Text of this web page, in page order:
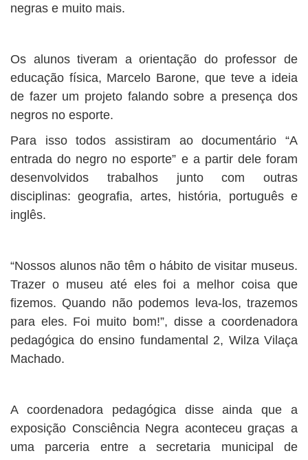
negras e muito mais.
Os alunos tiveram a orientação do professor de
educação física, Marcelo Barone, que teve a ideia
de fazer um projeto falando sobre a presença dos
negros no esporte.
Para isso todos assistiram ao documentário “A
entrada do negro no esporte” e a partir dele foram
desenvolvidos trabalhos junto com outras
disciplinas: geografia, artes, história, português e
inglês.
“Nossos alunos não têm o hábito de visitar museus.
Trazer o museu até eles foi a melhor coisa que
fizemos. Quando não podemos leva-los, trazemos
para eles. Foi muito bom!”, disse a coordenadora
pedagógica do ensino fundamental 2, Wilza Vilaça
Machado.
A coordenadora pedagógica disse ainda que a
exposição Consciência Negra aconteceu graças a
uma parceria entre a secretaria municipal de